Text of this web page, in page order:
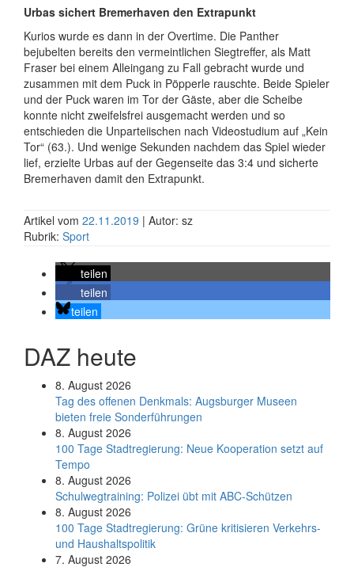
Urbas sichert Bremerhaven den Extrapunkt
Kurios wurde es dann in der Overtime. Die Panther
bejubelten bereits den vermeintlichen Siegtreffer, als Matt
Fraser bei einem Alleingang zu Fall gebracht wurde und
zusammen mit dem Puck in Pöpperle rauschte. Beide Spieler
und der Puck waren im Tor der Gäste, aber die Scheibe
konnte nicht zweifelsfrei ausgemacht werden und so
entschieden die Unparteiischen nach Videostudium auf „Kein
Tor“ (63.). Und wenige Sekunden nachdem das Spiel wieder
lief, erzielte Urbas auf der Gegenseite das 3:4 und sicherte
Bremerhaven damit den Extrapunkt.
Artikel vom 22.11.2019 | Autor: sz
Rubrik: Sport
teilen
teilen
teilen
DAZ heute
8. August 2026
Tag des offenen Denkmals: Augsburger Museen
bieten freie Sonderführungen
8. August 2026
100 Tage Stadtregierung: Neue Kooperation setzt auf
Tempo
8. August 2026
Schul­weg­trai­ning: Poli­zei übt mit ABC-Schüt­zen
8. August 2026
100 Tage Stadtregierung: Grüne kritisieren Verkehrs-
und Haushaltspolitik
7. August 2026